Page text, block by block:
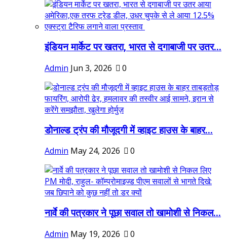
इंडियन मार्केट पर खतरा, भारत से दगाबाजी पर उतर...
Admin Jun 3, 2026 0
डोनाल्ड ट्रंप की मौजूदगी में व्हाइट हाउस के बाहर...
Admin May 24, 2026 0
नार्वे की पत्रकार ने पूछा सवाल तो खामोशी से निकल...
Admin May 19, 2026 0